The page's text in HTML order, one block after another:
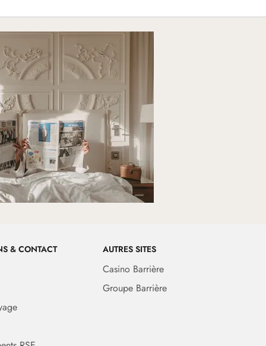
& CONTACT AUTRES SITES
Casino Barrière
Groupe Barrière